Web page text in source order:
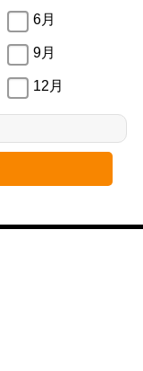
6月
9月
12月
9月